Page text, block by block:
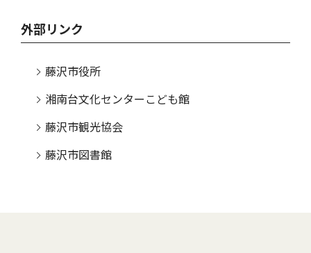
外部リンク
藤沢市役所
湘南台文化センターこども館
藤沢市観光協会
藤沢市図書館